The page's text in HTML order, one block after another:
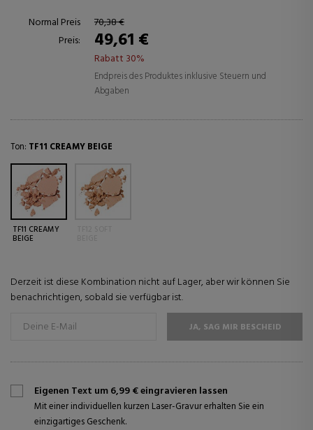
Normal Preis
70,38 €
Preis:
49,61 €
Rabatt 30%
Endpreis des Produktes inklusive Steuern und
Abgaben
Ton: TF11 CREAMY BEIGE
TF11 CREAMY
BEIGE
Derzeit ist diese Kombination nicht auf Lager, aber wir können Sie
benachrichtigen, sobald sie verfügbar ist.
JA, SAG MIR BESCHEID
Eigenen Text um 6,99 € eingravieren lassen
Mit einer individuellen kurzen Laser-Gravur erhalten Sie ein
einzigartiges Geschenk.